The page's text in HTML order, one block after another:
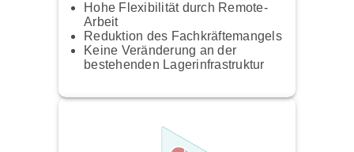
Hohe Flexibilität durch Remote-
Arbeit
Reduktion des Fachkräftemangels
Keine Veränderung an der
bestehenden Lagerinfrastruktur